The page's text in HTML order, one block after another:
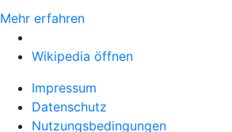
Mehr erfahren
Wikipedia öffnen
Impressum
Datenschutz
Nutzungsbedingungen